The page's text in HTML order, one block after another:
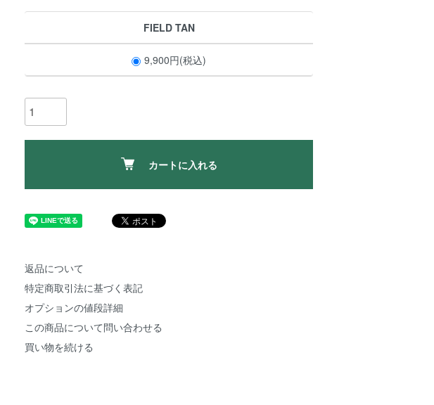
FIELD TAN
9,900円(税込)
カートに入れる
返品について
特定商取引法に基づく表記
オプションの値段詳細
この商品について問い合わせる
買い物を続ける